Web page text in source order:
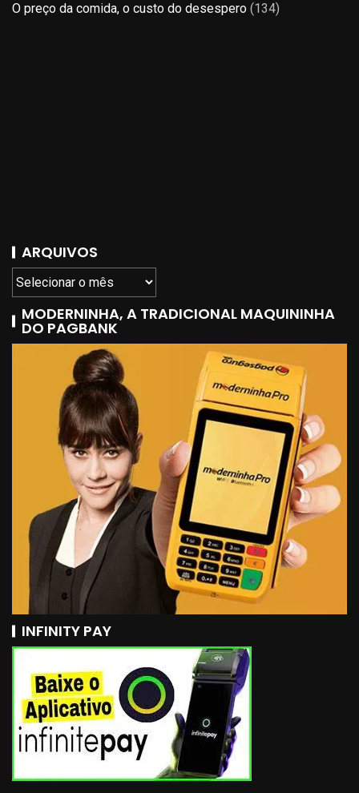
O preço da comida, o custo do desespero (134)
ARQUIVOS
MODERNINHA, A TRADICIONAL MAQUININHA
DO PAGBANK
INFINITY PAY